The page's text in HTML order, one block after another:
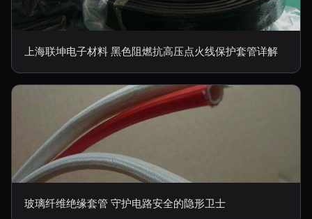
上海联坤电子材料 黑色阻燃抗高压点火线保护套管详解
玻璃纤维绝缘套管 守护电路安全的隐形卫士